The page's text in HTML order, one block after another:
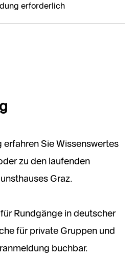
erforderlich
erfahren Sie Wissenswertes
zu den laufenden
Graz.
Rundgänge in deutscher
für private Gruppen und
buchbar.